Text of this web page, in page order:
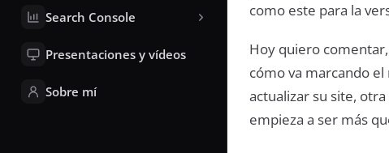
Search Console
Presentaciones y vídeos
Sobre mí
como este para la
Hoy quiero
cómo va marcando
actualizar su site,
empieza a ser más